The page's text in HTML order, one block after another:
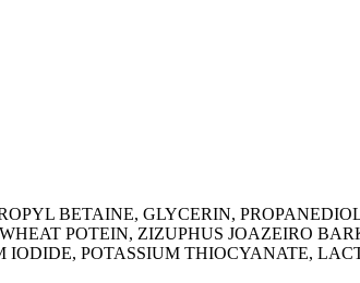
BETAINE, GLYCERIN,
POTEIN, ZIZUPHUS JOAZEIRO
POTASSIUM THIOCYANATE,